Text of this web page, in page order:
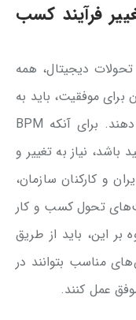
فرآیند کسب
دیجیتال، همه
موفقیت، باید به
این تحولات، به درستی واکنش نشان دهند. برای آنکه BPM
نیاز به تغییر و
و کارکنان سازمان،
تحول کسب و کار
بر این، باید از طریق
مناسب بتوانند در
عمل کنند.